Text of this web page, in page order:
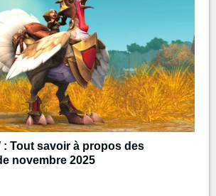
: Tout savoir à propos des
novembre 2025